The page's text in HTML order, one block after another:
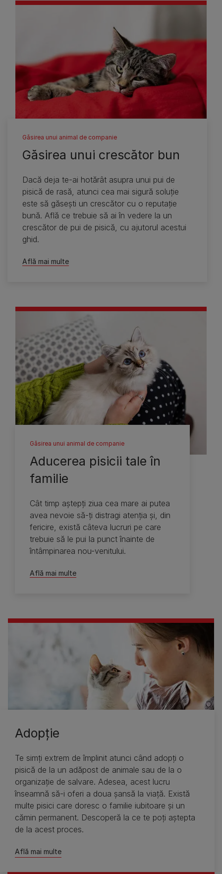
Găsirea unui animal de companie
Găsirea unui crescător bun
Dacă deja te-ai hotărât asupra unui pui de
pisică de rasă, atunci cea mai sigură soluţie
este să găseşti un crescător cu o reputaţie
bună. Află ce trebuie să ai în vedere la un
crescător de pui de pisică, cu ajutorul acestui
ghid.
Află mai multe
Găsirea unui animal de companie
Aducerea pisicii tale în
familie
Cât timp aştepţi ziua cea mare ai putea
avea nevoie să-ţi distragi atenţia şi, din
fericire, există câteva lucruri pe care
trebuie să le pui la punct înainte de
întâmpinarea nou-venitului.
Află mai multe
Adopţie
Te simţi extrem de împlinit atunci când adopţi o
pisică de la un adăpost de animale sau de la o
organizaţie de salvare. Adesea, acest lucru
înseamnă să-i oferi a doua şansă la viaţă. Există
multe pisici care doresc o familie iubitoare şi un
cămin permanent. Descoperă la ce te poţi aştepta
de la acest proces.
Află mai multe